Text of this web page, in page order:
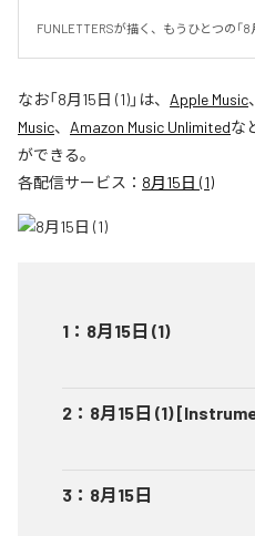
FUNLETTERSが描く、もうひとつの「8
なお「8月15日 (1)」は、 Apple Music、
Music、 Amazon Music Unlimitedな
ができる。
各配信サービス： 8月15日 (1)
1 ： 8月15日 (1)
2 ： 8月15日 (1)
3 ： 8月15日